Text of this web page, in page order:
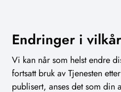
Endringer i
Vi kan når som helst endre
fortsatt bruk av Tjenesten
publisert, anses det som din